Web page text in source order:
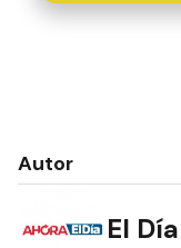
Autor
El